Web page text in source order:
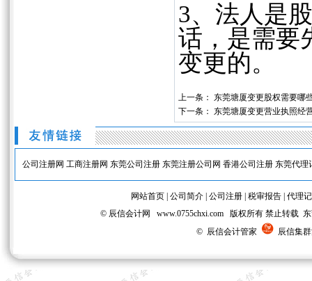
3、法人是
话，是需要
变更的。
上一条： 东莞塘厦变更股权需要哪
下一条： 东莞塘厦变更营业执照经
公司注册网 工商注册网 东莞公司注册 东莞注册公司网 香港公司注册 东莞代理
网站首页 公司简介 公司注册 税审报告 代理
© 辰信会计网 www.0755chxi.com 版权所有 禁止转载
© 辰信会计管家
辰信集